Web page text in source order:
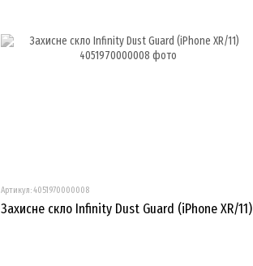
Артикул: 4051970000008
Захисне скло Infinity Dust Guard (iPhone XR/11)